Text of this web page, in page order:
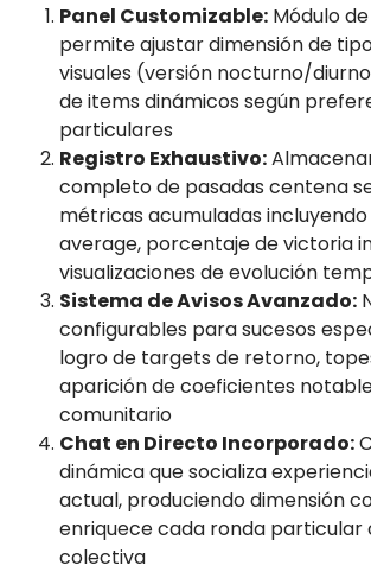
Panel Customizable: Módulo
permite ajustar dimensión de
visuales (versión nocturno/
de items dinámicos según
particulares
Registro Exhaustivo:
completo de pasadas centena
métricas acumuladas
average, porcentaje de victoria
visualizaciones de evolución
Sistema de Avisos Avanzado:
configurables para sucesos
logro de targets de retorno,
aparición de coeficientes
comunitario
Chat en Directo Incorporado:
dinámica que socializa
actual, produciendo dimensión
enriquece cada ronda particular
colectiva